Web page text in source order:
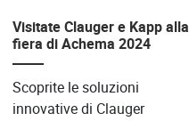
Visitate Clauger e Kapp alla
fiera di Achema 2024
Scoprite le soluzioni
innovative di Clauger